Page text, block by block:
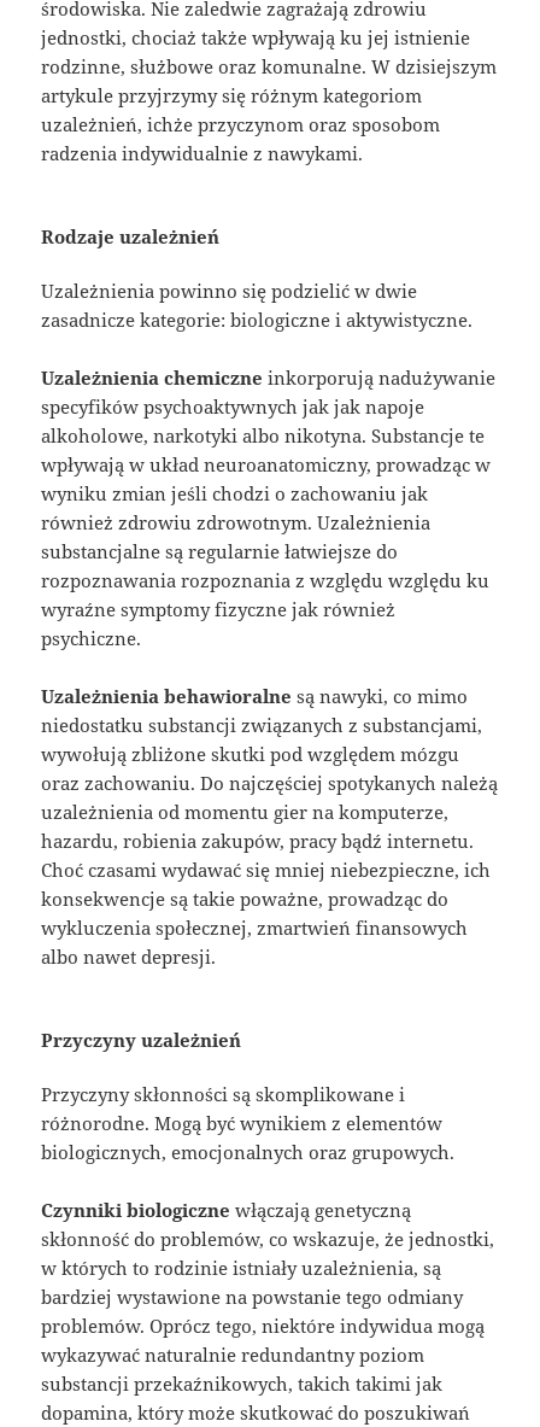
środowiska. Nie zaledwie zagrażają zdrowiu
jednostki, chociaż także wpływają ku jej istnienie
rodzinne, służbowe oraz komunalne. W dzisiejszym
artykule przyjrzymy się różnym kategoriom
uzależnień, ichże przyczynom oraz sposobom
radzenia indywidualnie z nawykami.
Rodzaje uzależnień
Uzależnienia powinno się podzielić w dwie
zasadnicze kategorie: biologiczne i aktywistyczne.
Uzależnienia chemiczne inkorporują nadużywanie
specyfików psychoaktywnych jak jak napoje
alkoholowe, narkotyki albo nikotyna. Substancje te
wpływają w układ neuroanatomiczny, prowadząc w
wyniku zmian jeśli chodzi o zachowaniu jak
również zdrowiu zdrowotnym. Uzależnienia
substancjalne są regularnie łatwiejsze do
rozpoznawania rozpoznania z względu względu ku
wyraźne symptomy fizyczne jak również
psychiczne.
Uzależnienia behawioralne są nawyki, co mimo
niedostatku substancji związanych z substancjami,
wywołują zbliżone skutki pod względem mózgu
oraz zachowaniu. Do najczęściej spotykanych należą
uzależnienia od momentu gier na komputerze,
hazardu, robienia zakupów, pracy bądź internetu.
Choć czasami wydawać się mniej niebezpieczne, ich
konsekwencje są takie poważne, prowadząc do
wykluczenia społecznej, zmartwień finansowych
albo nawet depresji.
Przyczyny uzależnień
Przyczyny skłonności są skomplikowane i
różnorodne. Mogą być wynikiem z elementów
biologicznych, emocjonalnych oraz grupowych.
Czynniki biologiczne włączają genetyczną
skłonność do problemów, co wskazuje, że jednostki,
w których to rodzinie istniały uzależnienia, są
bardziej wystawione na powstanie tego odmiany
problemów. Oprócz tego, niektóre indywidua mogą
wykazywać naturalnie redundantny poziom
substancji przekaźnikowych, takich takimi jak
dopamina, który może skutkować do poszukiwań